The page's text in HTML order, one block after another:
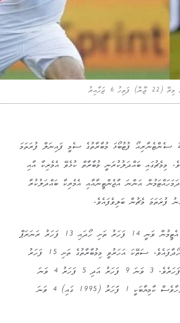
ޖަހާއިރު
އެމެރިކާ ގައި މިހާރު ކުޅެވެމުންދާ ކޮޕާ އެމެރިކާ 2016 ސެންޓެނާރިއޯ ފުޓުބޯޅަ މުބާރާތުގެ ސެމީ ފައިނަލް ފުރަތަމަ
6 ޖަހާއިރު ކުޅެވޭނެއެވެ. މިމެޗުގައި ބައްދަލުކުރަނީ މުބާރާތް ކުޅެވޭ އެމެރިކާ އާއި
މިމުބާރާތުގައި %100 ރެކޯޑެއް ދަމަހައްޓަމުން އަންނަ އާޖެންޓީނާއާއި އެމެރިކާ ބައްދަލުކުރާ
ފުރަތަމަ މެޗުން ބަލިވެފައެވެ.
އާޖެންޓީނާ ޓީމަކީ މިމުބާރާތުގެ އެންމެ ކާމިޔާބު ޓީމެވެ. އެޓީމުން ވަނީ 14 ފަހަރު ތަށި ހޯދައި 13 ފަހަރު ރަނަރަޕް
ކަން، 4 ފަހަރު 3 ވަނަ އަދި 2 ފަހަރު 4 ވަނަ ހޯދާފައެވެ. ސަތޭކަ އަހަރުވީ މިމުބާރާތުގެ ތަށި 15 ފަހަރު
ހޯދާފައިވާ އުރުގުއޭ އަށް 2 ވަނަ ލިބިފައި ވަނީ 6 ފަހަރެވެ. 3 ވަނަ 9 ފަހަރު އަދި 5 ފަހަރު 4 ވަނަ
ލިބިފައި އެވެ. އެމެރިކާ ޓީމަށް މިމުބާރާތުގައި ލިބިފައިވާހާވެސް ކާމިޔާބަކީ 1 ފަަހަރު (1995 ގައި) 4 ވަނަ